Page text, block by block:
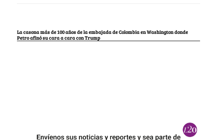
La casona más de 100 años de la embajada de Colombia en Washington donde
Petro afinó su cara a cara con Trump